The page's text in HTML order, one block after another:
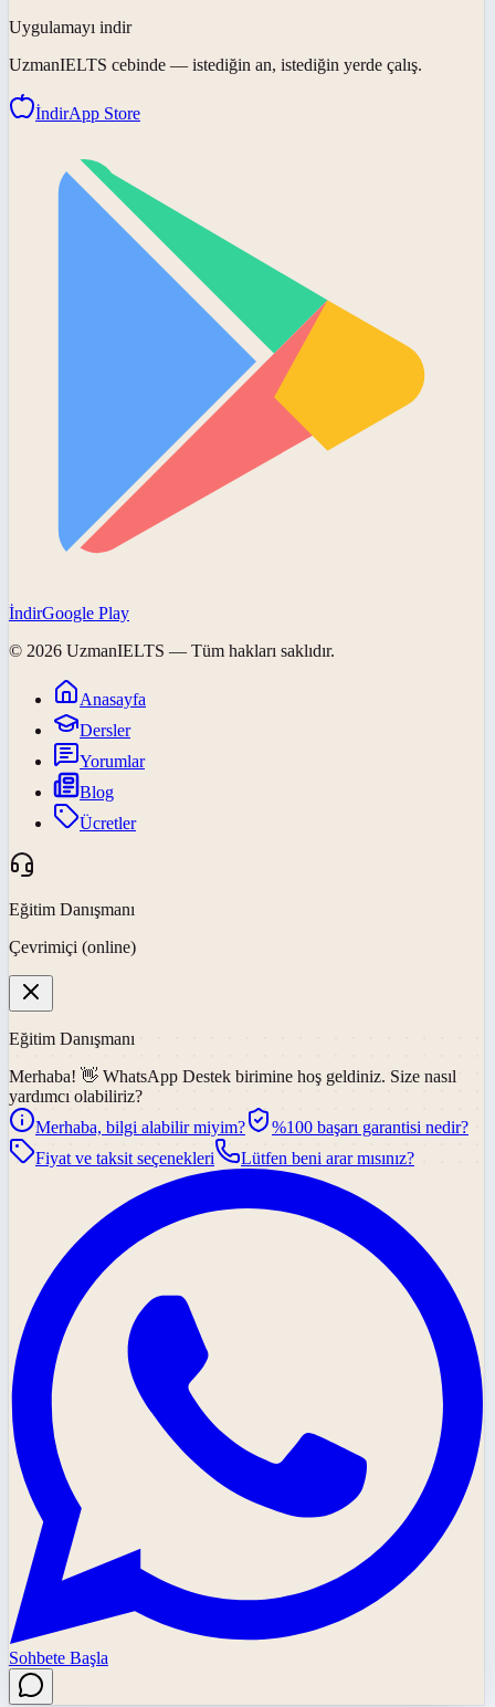
Uygulamayı indir
UzmanIELTS cebinde — istediğin an, istediğin yerde çalış.
İndirApp Store
İndirGoogle Play
© 2026 UzmanIELTS — Tüm hakları saklıdır.
Anasayfa
Dersler
Yorumlar
Blog
Ücretler
Eğitim Danışmanı
Çevrimiçi (online)
Eğitim Danışmanı
Merhaba! 👋 WhatsApp Destek birimine hoş geldiniz. Size nasıl
yardımcı olabiliriz?
Merhaba, bilgi alabilir miyim?
%100 başarı garantisi nedir?
Fiyat ve taksit seçenekleri
Lütfen beni arar mısınız?
Sohbete Başla